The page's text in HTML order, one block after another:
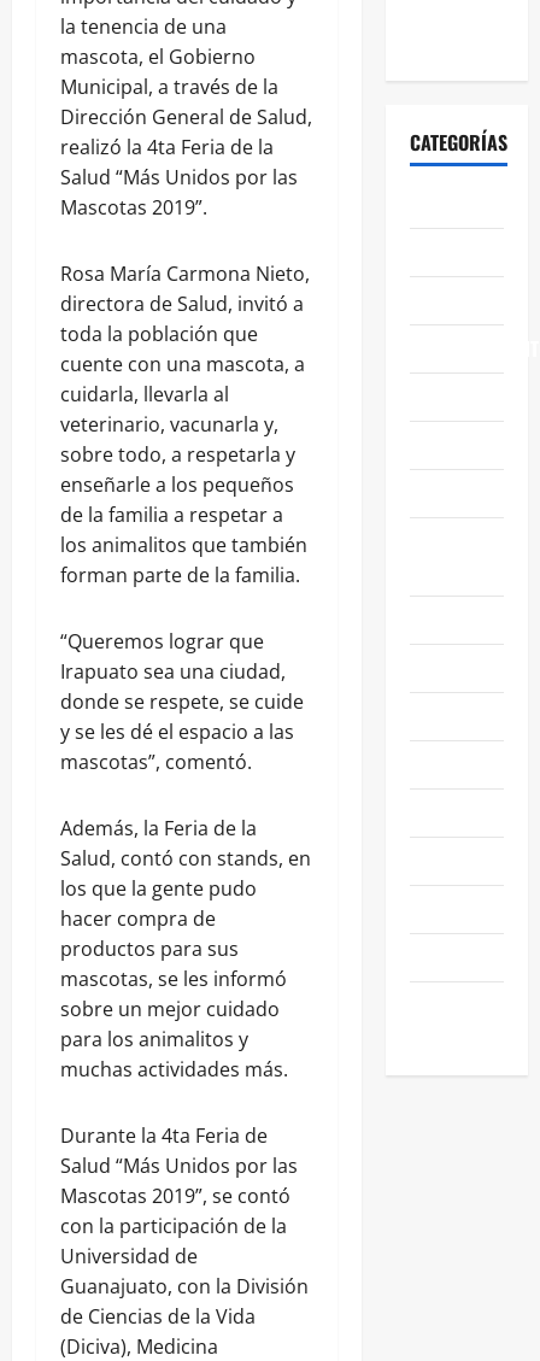
la tenencia de una
mascota, el Gobierno
Municipal, a través de la
Dirección General de Salud,
realizó la 4ta Feria de la
Salud “Más Unidos por las
Mascotas 2019”.
Rosa María Carmona Nieto,
directora de Salud, invitó a
toda la población que
cuente con una mascota, a
cuidarla, llevarla al
veterinario, vacunarla y,
sobre todo, a respetarla y
enseñarle a los pequeños
de la familia a respetar a
los animalitos que también
forman parte de la familia.
“Queremos lograr que
Irapuato sea una ciudad,
donde se respete, se cuide
y se les dé el espacio a las
mascotas”, comentó.
Además, la Feria de la
Salud, contó con stands, en
los que la gente pudo
hacer compra de
productos para sus
mascotas, se les informó
sobre un mejor cuidado
para los animalitos y
muchas actividades más.
Durante la 4ta Feria de
Salud “Más Unidos por las
Mascotas 2019”, se contó
con la participación de la
Universidad de
Guanajuato, con la División
de Ciencias de la Vida
(Diciva), Medicina
CATEGORÍAS